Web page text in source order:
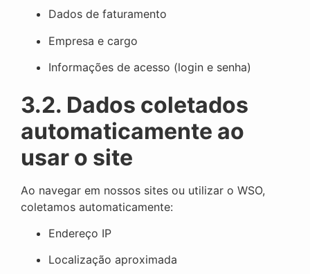
Dados de faturamento
Empresa e cargo
Informações de acesso (login e senha)
3.2. Dados coletados
automaticamente ao
usar o site
Ao navegar em nossos sites ou utilizar o WSO,
coletamos automaticamente:
Endereço IP
Localização aproximada